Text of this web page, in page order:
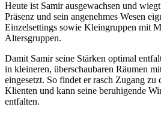
Heute ist Samir ausgewachsen und
Präsenz und sein angenehmes Wesen
Einzelsettings sowie Kleingruppen mit
Altersgruppen.
Damit Samir seine Stärken optimal
in kleineren, überschaubaren Räumen
eingesetzt. So findet er rasch Zugang
Klienten und kann seine beruhigende
entfalten.